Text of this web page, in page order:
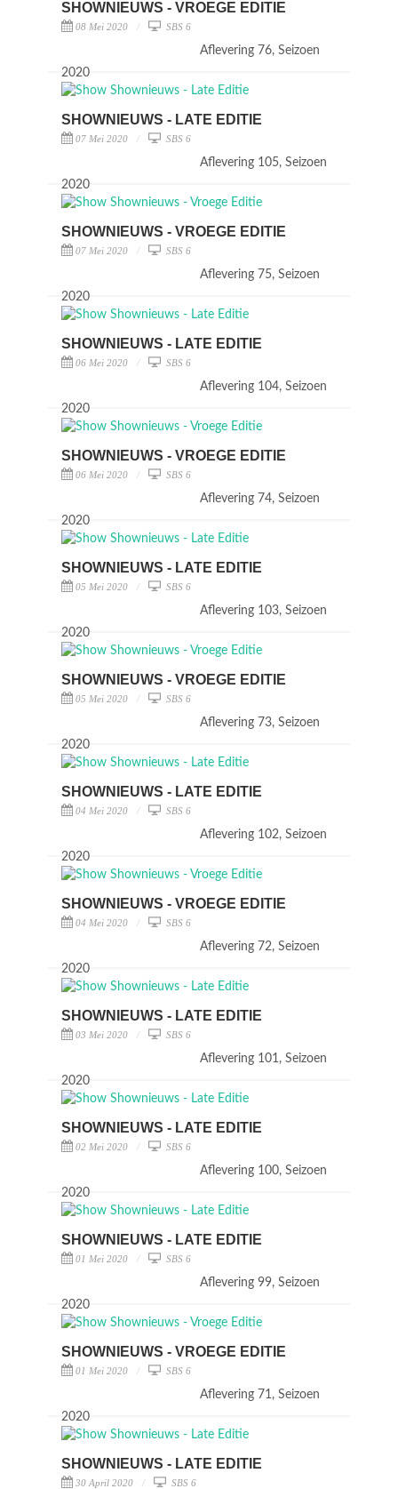
SHOWNIEUWS - VROEGE EDITIE
08 Mei 2020 SBS 6
Aflevering 76, Seizoen
2020
SHOWNIEUWS - LATE EDITIE
07 Mei 2020 SBS 6
Aflevering 105, Seizoen
2020
SHOWNIEUWS - VROEGE EDITIE
07 Mei 2020 SBS 6
Aflevering 75, Seizoen
2020
SHOWNIEUWS - LATE EDITIE
06 Mei 2020 SBS 6
Aflevering 104, Seizoen
2020
SHOWNIEUWS - VROEGE EDITIE
06 Mei 2020 SBS 6
Aflevering 74, Seizoen
2020
SHOWNIEUWS - LATE EDITIE
05 Mei 2020 SBS 6
Aflevering 103, Seizoen
2020
SHOWNIEUWS - VROEGE EDITIE
05 Mei 2020 SBS 6
Aflevering 73, Seizoen
2020
SHOWNIEUWS - LATE EDITIE
04 Mei 2020 SBS 6
Aflevering 102, Seizoen
2020
SHOWNIEUWS - VROEGE EDITIE
04 Mei 2020 SBS 6
Aflevering 72, Seizoen
2020
SHOWNIEUWS - LATE EDITIE
03 Mei 2020 SBS 6
Aflevering 101, Seizoen
2020
SHOWNIEUWS - LATE EDITIE
02 Mei 2020 SBS 6
Aflevering 100, Seizoen
2020
SHOWNIEUWS - LATE EDITIE
01 Mei 2020 SBS 6
Aflevering 99, Seizoen
2020
SHOWNIEUWS - VROEGE EDITIE
01 Mei 2020 SBS 6
Aflevering 71, Seizoen
2020
SHOWNIEUWS - LATE EDITIE
30 April 2020 SBS 6